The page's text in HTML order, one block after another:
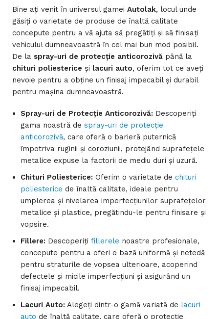
Bine ați venit în universul gamei Autolak, locul unde
găsiți o varietate de produse de înaltă calitate
concepute pentru a vă ajuta să pregătiți și să finisați
vehiculul dumneavoastră în cel mai bun mod posibil.
De la spray-uri de protecție anticorozivă până la
chituri poliesterice și lacuri auto, oferim tot ce aveți
nevoie pentru a obține un finisaj impecabil și durabil
pentru mașina dumneavoastră.
Spray-uri de Protecție Anticorozivă: Descoperiți
gama noastră de spray-uri de protecție
anticorozivă, care oferă o barieră puternică
împotriva ruginii și coroziunii, protejând suprafețele
metalice expuse la factorii de mediu duri și uzură.
Chituri Poliesterice: Oferim o varietate de chituri
poliesterice de înaltă calitate, ideale pentru
umplerea și nivelarea imperfecțiunilor suprafețelor
metalice și plastice, pregătindu-le pentru finisare și
vopsire.
Fillere: Descoperiți fillerele noastre profesionale,
concepute pentru a oferi o bază uniformă și netedă
pentru straturile de vopsea ulterioare, acoperind
defectele și micile imperfecțiuni și asigurând un
finisaj impecabil.
Lacuri Auto: Alegeți dintr-o gamă variată de lacuri
auto de înaltă calitate, care oferă o protecție